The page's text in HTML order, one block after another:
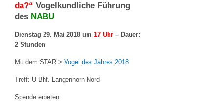
da?“ Vogelkundliche Führung
des NABU
Dienstag 29. Mai 2018 um 17 Uhr – Dauer:
2 Stunden
Mit dem STAR > Vogel des Jahres 2018
Treff: U-Bhf. Langenhorn-Nord
Spende erbeten